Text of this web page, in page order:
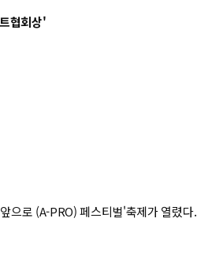
협회상'
으로 (A-PRO) 페스티벌'축제가 열렸다.